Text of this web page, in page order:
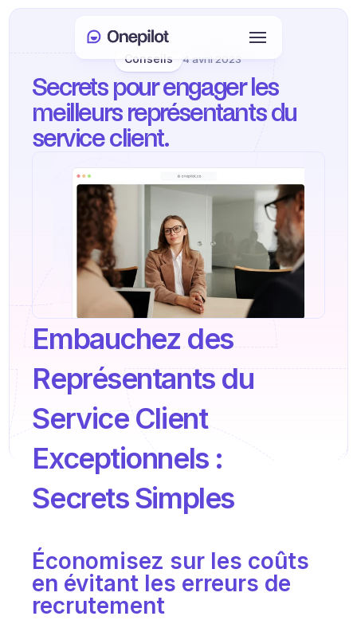
SERVICES
Service client
Ventes et fidélisation
KYC
PRODUITS
Onboarding agent
Ticket Center
Planification
Intégrations
Communication
Connexion
Select Language
🇫🇷
Prendre rendez-vous
Conseils 4 avril 2023
Secrets pour engager les
meilleurs représentants du
service client.
Embauchez des
Représentants du
Service Client
Exceptionnels :
Secrets Simples
Économisez sur les coûts
en évitant les erreurs de
recrutement